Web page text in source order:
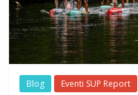
Blog Eventi SUP Report